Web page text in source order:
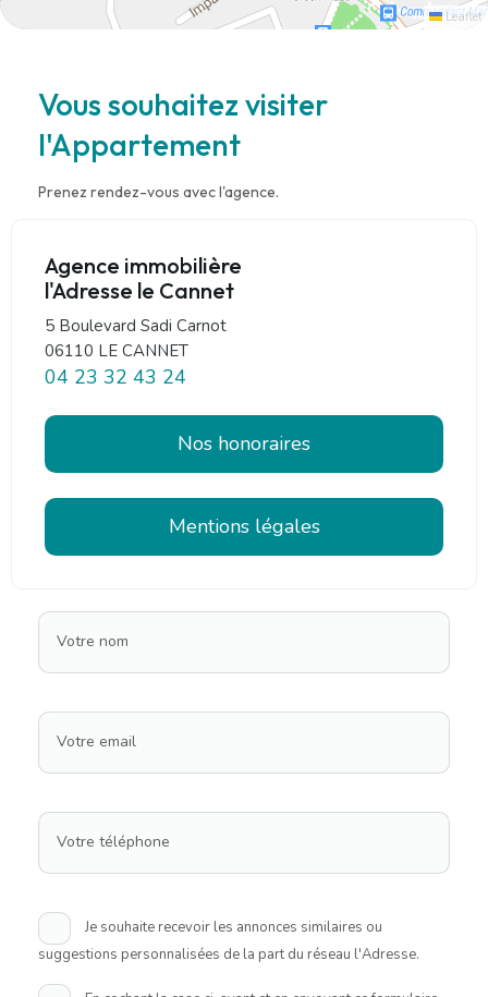
Leaflet
Vous souhaitez visiter
l'Appartement
Prenez rendez-vous avec l'agence.
Agence immobilière
l'Adresse le Cannet
5 Boulevard Sadi Carnot
06110 LE CANNET
04 23 32 43 24
Nos honoraires
Mentions légales
Votre nom
Votre email
Votre téléphone
Je souhaite recevoir les annonces similaires ou
suggestions personnalisées de la part du réseau l'Adresse.